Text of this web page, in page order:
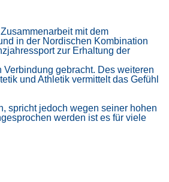
mit dem
in der Nordischen Kombination
zur Erhaltung der
gebracht. Des weiteren
und Athletik vermittelt das Gefühl
spricht jedoch wegen seiner hohen
werden ist es für viele